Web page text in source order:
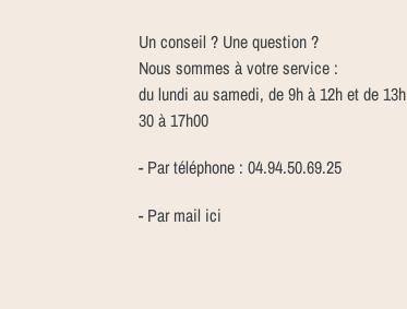
Un conseil ? Une question ?
Nous sommes à votre service :
du lundi au samedi, de 9h à 12h et de 13h
30 à 17h00
- Par téléphone : 04.94.50.69.25
- Par mail ici